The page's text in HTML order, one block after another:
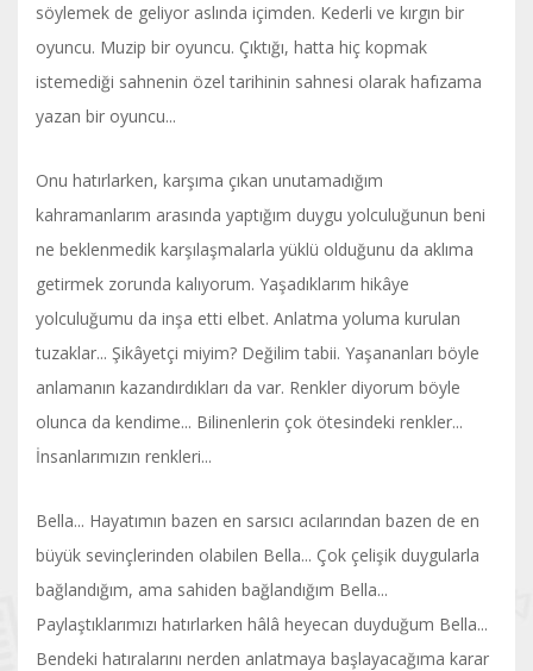
söylemek de geliyor aslında içimden. Kederli ve kırgın bir
oyuncu. Muzip bir oyuncu. Çıktığı, hatta hiç kopmak
istemediği sahnenin özel tarihinin sahnesi olarak hafızama
yazan bir oyuncu...
Onu hatırlarken, karşıma çıkan unutamadığım
kahramanlarım arasında yaptığım duygu yolculuğunun beni
ne beklenmedik karşılaşmalarla yüklü olduğunu da aklıma
getirmek zorunda kalıyorum. Yaşadıklarım hikâye
yolculuğumu da inşa etti elbet. Anlatma yoluma kurulan
tuzaklar... Şikâyetçi miyim? Değilim tabii. Yaşananları böyle
anlamanın kazandırdıkları da var. Renkler diyorum böyle
olunca da kendime... Bilinenlerin çok ötesindeki renkler...
İnsanlarımızın renkleri...
Bella... Hayatımın bazen en sarsıcı acılarından bazen de en
büyük sevinçlerinden olabilen Bella... Çok çelişik duygularla
bağlandığım, ama sahiden bağlandığım Bella...
Paylaştıklarımızı hatırlarken hâlâ heyecan duyduğum Bella...
Bendeki hatıralarını nerden anlatmaya başlayacağıma karar